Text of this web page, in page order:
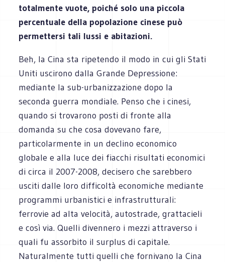
totalmente vuote, poiché solo una piccola
percentuale della popolazione cinese può
permettersi tali lussi e abitazioni.
Beh, la Cina sta ripetendo il modo in cui gli Stati
Uniti uscirono dalla Grande Depressione:
mediante la sub-urbanizzazione dopo la
seconda guerra mondiale. Penso che i cinesi,
quando si trovarono posti di fronte alla
domanda su che cosa dovevano fare,
particolarmente in un declino economico
globale e alla luce dei fiacchi risultati economici
di circa il 2007-2008, decisero che sarebbero
usciti dalle loro difficoltà economiche mediante
programmi urbanistici e infrastrutturali:
ferrovie ad alta velocità, autostrade, grattacieli
e così via. Quelli divennero i mezzi attraverso i
quali fu assorbito il surplus di capitale.
Naturalmente tutti quelli che fornivano la Cina